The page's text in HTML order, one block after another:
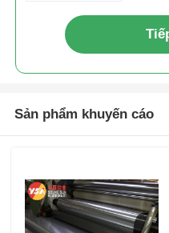
Sản phẩm khuyến cáo